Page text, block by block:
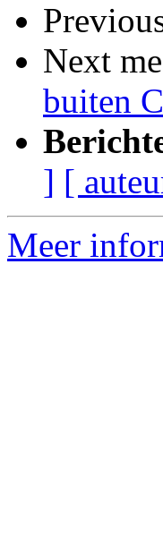
Next
buiten
] [
Meer